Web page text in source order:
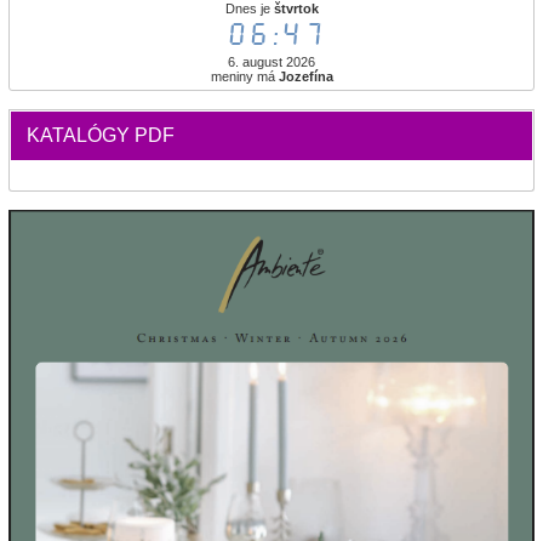
Dnes je štvrtok
06:47
6. august 2026
meniny má Jozefína
KATALÓGY PDF